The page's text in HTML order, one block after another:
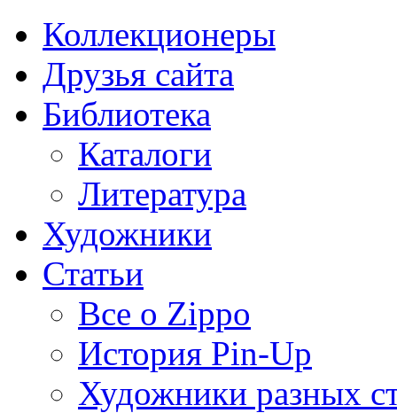
Коллекционеры
Друзья сайта
Библиотека
Каталоги
Литература
Художники
Статьи
Все о Zippo
История Pin-Up
Художники разных